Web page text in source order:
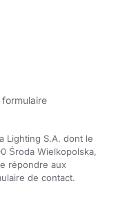
Lighting S.A. dont le
Środa Wielkopolska,
répondre aux
de contact.